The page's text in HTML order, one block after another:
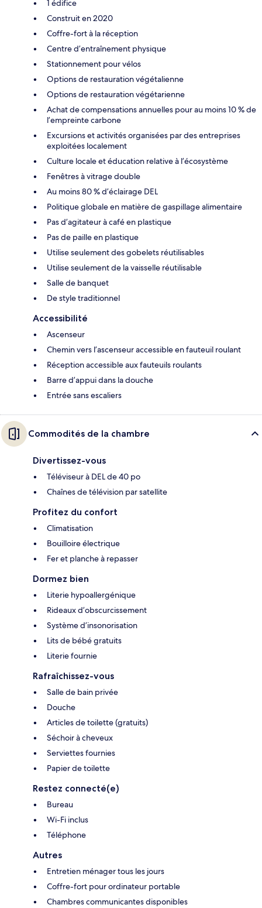
1 édifice
Construit en 2020
Coffre-fort à la réception
Centre d’entraînement physique
Stationnement pour vélos
Options de restauration végétalienne
Options de restauration végétarienne
Achat de compensations annuelles pour au moins 10 % de
l’empreinte carbone
Excursions et activités organisées par des entreprises
exploitées localement
Culture locale et éducation relative à l’écosystème
Fenêtres à vitrage double
Au moins 80 % d’éclairage DEL
Politique globale en matière de gaspillage alimentaire
Pas d’agitateur à café en plastique
Pas de paille en plastique
Utilise seulement des gobelets réutilisables
Utilise seulement de la vaisselle réutilisable
Salle de banquet
De style traditionnel
Accessibilité
Ascenseur
Chemin vers l’ascenseur accessible en fauteuil roulant
Réception accessible aux fauteuils roulants
Barre d’appui dans la douche
Entrée sans escaliers
Commodités de la chambre
Divertissez-vous
Téléviseur à DEL de 40 po
Chaînes de télévision par satellite
Profitez du confort
Climatisation
Bouilloire électrique
Fer et planche à repasser
Dormez bien
Literie hypoallergénique
Rideaux d’obscurcissement
Système d’insonorisation
Lits de bébé gratuits
Literie fournie
Rafraîchissez-vous
Salle de bain privée
Douche
Articles de toilette (gratuits)
Séchoir à cheveux
Serviettes fournies
Papier de toilette
Restez connecté(e)
Bureau
Wi-Fi inclus
Téléphone
Autres
Entretien ménager tous les jours
Coffre-fort pour ordinateur portable
Chambres communicantes disponibles